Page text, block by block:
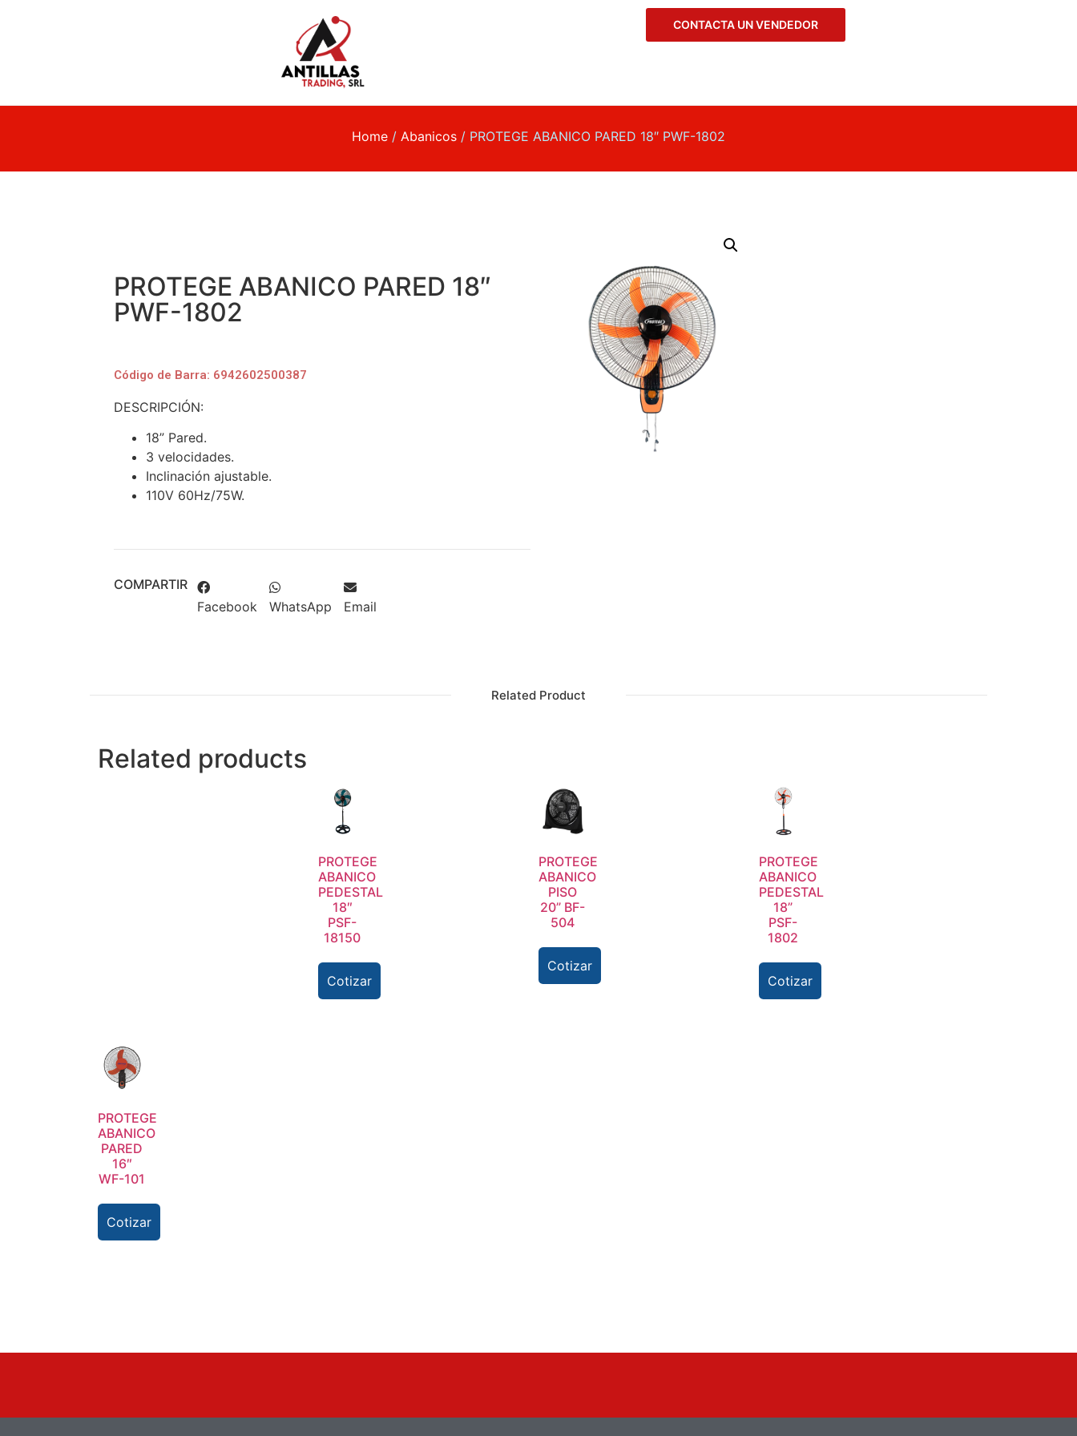
CONTACTA UN VENDEDOR
Home / Abanicos / PROTEGE ABANICO PARED 18″ PWF-1802
PROTEGE ABANICO PARED 18″
PWF-1802
Código de Barra: 6942602500387
DESCRIPCIÓN:
18” Pared.
3 velocidades.
Inclinación ajustable.
110V 60Hz/75W.
COMPARTIR
Facebook
WhatsApp Email
Related Product
Related products
PROTEGE
ABANICO
PEDESTAL
18″
PSF-
18150
Cotizar
PROTEGE
ABANICO
PISO
20” BF-
504
Cotizar
PROTEGE
ABANICO
PEDESTAL
18”
PSF-
1802
Cotizar
PROTEGE
ABANICO
PARED
16″
WF-101
Cotizar